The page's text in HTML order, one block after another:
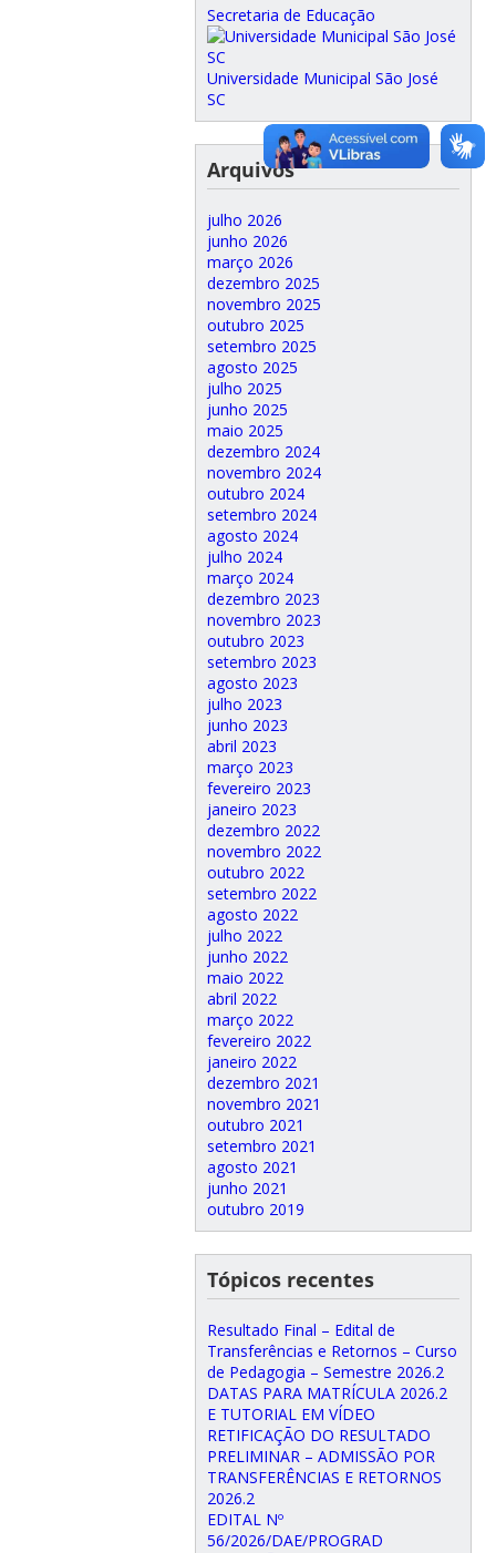
Secretaria de Educação
Universidade Municipal São José
SC
Arquivos
julho 2026
junho 2026
março 2026
dezembro 2025
novembro 2025
outubro 2025
setembro 2025
agosto 2025
julho 2025
junho 2025
maio 2025
dezembro 2024
novembro 2024
outubro 2024
setembro 2024
agosto 2024
julho 2024
março 2024
dezembro 2023
novembro 2023
outubro 2023
setembro 2023
agosto 2023
julho 2023
junho 2023
abril 2023
março 2023
fevereiro 2023
janeiro 2023
dezembro 2022
novembro 2022
outubro 2022
setembro 2022
agosto 2022
julho 2022
junho 2022
maio 2022
abril 2022
março 2022
fevereiro 2022
janeiro 2022
dezembro 2021
novembro 2021
outubro 2021
setembro 2021
agosto 2021
junho 2021
outubro 2019
Tópicos recentes
Resultado Final – Edital de
Transferências e Retornos – Curso
de Pedagogia – Semestre 2026.2
DATAS PARA MATRÍCULA 2026.2
E TUTORIAL EM VÍDEO
RETIFICAÇÃO DO RESULTADO
PRELIMINAR – ADMISSÃO POR
TRANSFERÊNCIAS E RETORNOS
2026.2
EDITAL Nº
56/2026/DAE/PROGRAD